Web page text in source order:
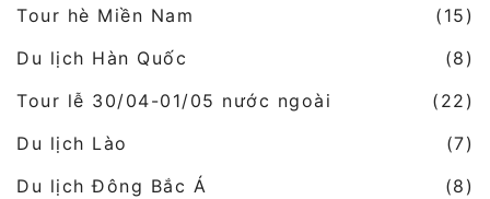
Tour hè Miền Nam
(15)
Du lịch Hàn Quốc
(8)
Tour lễ 30/04-01/05 nước ngoài
(22)
Du lịch Lào
(7)
Du lịch Đông Bắc Á
(8)